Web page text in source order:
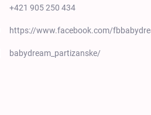
+421 905 250 434
https://www.facebook.com/
babydream_partizanske/